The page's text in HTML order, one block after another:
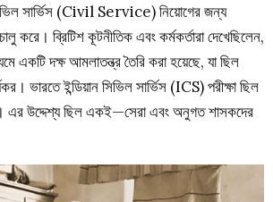
সার্ভিস (Civil Service) নিয়োগের জন্য
করে। ব্রিটিশ কূটনীতিক এবং কর্মকর্তারা দেখেছিলেন,
একটি দক্ষ আমলাতন্ত্র তৈরি করা হয়েছে, যা ছিল
ভারতে ইন্ডিয়ান সিভিল সার্ভিস (ICS) পরীক্ষা ছিল
এর উদ্দেশ্য ছিল একই—সেরা এবং অনুগত শাসকদের